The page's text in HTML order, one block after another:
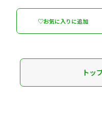
♡お気に入りに追加
トッ